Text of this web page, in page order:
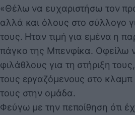
«Θέλω να ευχαριστήσω τον
αλλά και όλους στο σύλλογο
τους. Ηταν τιμή για εμένα η
πάγκο της Μπενφίκα. Οφείλω
φιλάθλους για τη στήριξη
τους εργαζόμενους στο
τους στην ομάδα.
Φεύγω με την πεποίθηση ότι